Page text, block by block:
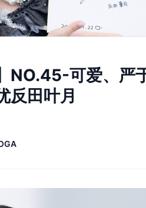
NO.45-可爱、严
田叶月